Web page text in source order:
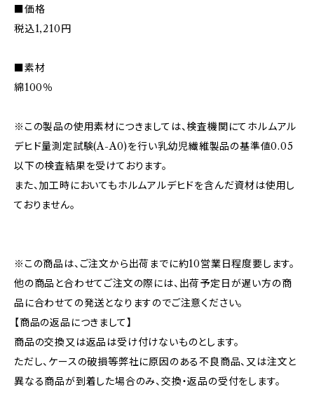
■価格
税込1,210円
■素材
綿100％
※この製品の使用素材につきましては、検査機関にてホルムアル
デヒド量測定試験(A-A0)を行い乳幼児繊維製品の基準値0.05
以下の検査結果を受けております。
また、加工時においてもホルムアルデヒドを含んだ資材は使用し
ておりません。
※この商品は、ご注文から出荷までに約10営業日程度要します。
他の商品と合わせてご注文の際には、出荷予定日が遅い方の商
品に合わせての発送となりますのでご注意ください。
【商品の返品につきまして】
商品の交換又は返品は受け付けないものとします。
ただし、ケースの破損等弊社に原因のある不良商品、又は注文と
異なる商品が到着した場合のみ、交換・返品の受付をします。